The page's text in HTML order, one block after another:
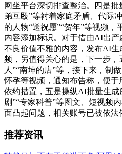
网坐平台深切排查整治。四是批
弟互殴”等衬着家庭矛盾、代际
的人物“送祝愿”“贺年”等视频
内容添加标识。对于借由AI出产
不良价值不雅的内容，发布AI
频，另值得关心的是，下一步，
人”“南坤的店”等，接下来，制
怀孕等视频，通知布告称，便
依约措置，五是操纵AI批量生成
剧”“专家科普”等图文、短视频
面凸起问题，相关账号已被依法
推荐资讯